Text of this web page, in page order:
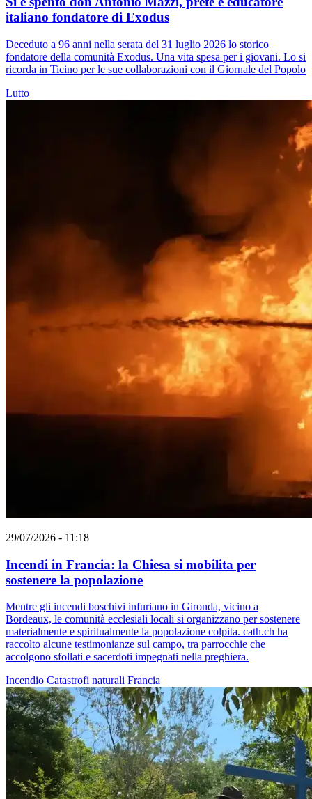
italiano fondatore di Exodus
Deceduto a 96 anni nella serata del 31 luglio 2026 lo storico
fondatore della comunità Exodus. Una vita spesa per i giovani. Lo si
ricorda in Ticino per le sue collaborazioni con il Giornale del Popolo
Lutto
29/07/2026 - 11:18
Incendi in Francia: la Chiesa si mobilita per
sostenere la popolazione
Mentre gli incendi boschivi infuriano in Gironda, vicino a
Bordeaux, le comunità ecclesiali locali si organizzano per sostenere
materialmente e spiritualmente la popolazione colpita. cath.ch ha
raccolto alcune testimonianze sul campo, tra parrocchie che
accolgono sfollati e sacerdoti impegnati nella preghiera.
Incendio Catastrofi naturali Francia